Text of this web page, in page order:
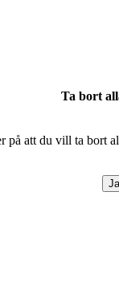
Ta bort
på att du vill ta bort